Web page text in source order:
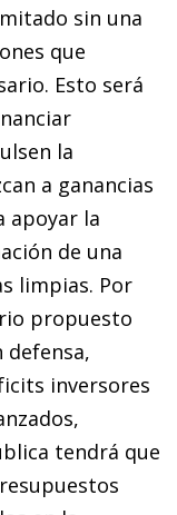
sin una
que
Esto será
la
a ganancias
apoyar la
de una
limpias. Por
propuesto
defensa,
inversores
tendrá que